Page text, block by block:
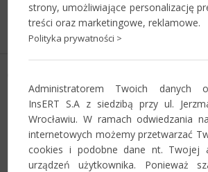
Informacje o szkoleniach wkrótce
strony, umożliwiające personalizację
treści oraz marketingowe, reklamowe.
Polityka prywatności >
Administratorem Twoich danych
InsERT S.A z siedzibą przy ul.
Wrocławiu. W ramach odwiedzania
internetowych możemy przetwarzać
cookies i podobne dane nt. Twojej
urządzeń użytkownika. Ponieważ